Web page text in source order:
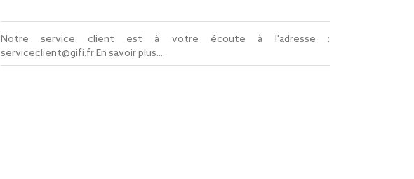
Notre service client est à votre écoute à l'adresse :
serviceclient@gifi.frEn savoir plus...